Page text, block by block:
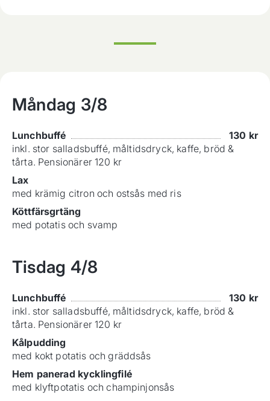
Måndag 3/8
Lunchbuffé 130 kr
inkl. stor salladsbuffé, måltidsdryck, kaffe, bröd &
tårta. Pensionärer 120 kr
Lax
med krämig citron och ostsås med ris
Köttfärsgrtäng
med potatis och svamp
Tisdag 4/8
Lunchbuffé 130 kr
inkl. stor salladsbuffé, måltidsdryck, kaffe, bröd &
tårta. Pensionärer 120 kr
Kålpudding
med kokt potatis och gräddsås
Hem panerad kycklingfilé
med klyftpotatis och champinjonsås